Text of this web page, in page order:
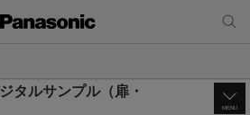
タルサンプル（扉・
MENU